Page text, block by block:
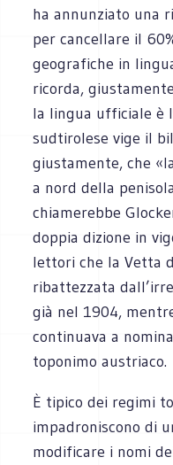
ha annunziato una
per cancellare il
geografiche in
ricorda,
la lingua ufficiale è
sudtirolese vige il
giustamente, che
a nord della
chiamerebbe
doppia dizione in
lettori che la Vetta
ribattezzata
già nel 1904,
continuava a
toponimo austriaco.
È tipico dei regimi
impadroniscono di
modificare i nomi